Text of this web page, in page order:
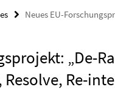
Neues EU-
„De-
Re-